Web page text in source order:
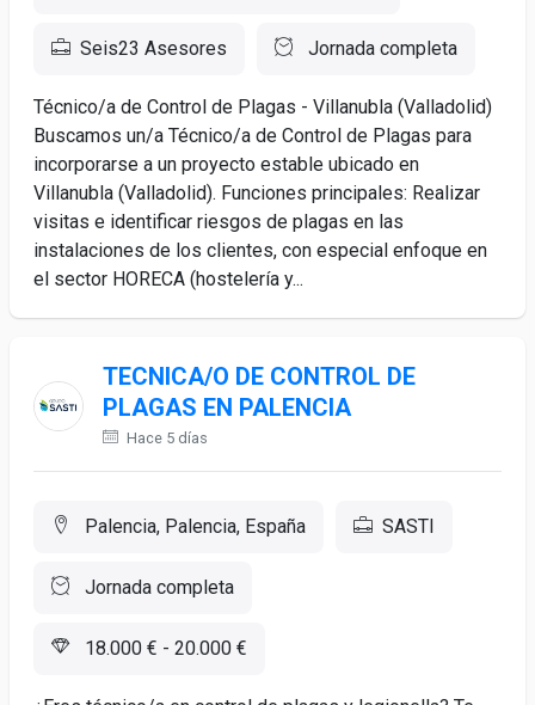
Seis23 Asesores Jornada completa
Técnico/a de Control de Plagas - Villanubla (Valladolid)
Buscamos un/a Técnico/a de Control de Plagas para
incorporarse a un proyecto estable ubicado en
Villanubla (Valladolid). Funciones principales: Realizar
visitas e identificar riesgos de plagas en las
instalaciones de los clientes, con especial enfoque en
el sector HORECA (hostelería y...
TECNICA/O DE CONTROL DE
PLAGAS EN PALENCIA
Hace 5 días
Palencia, Palencia, España SASTI
Jornada completa
18.000 € - 20.000 €